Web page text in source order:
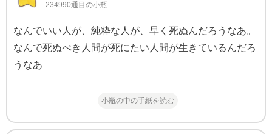
234990通目の小瓶
なんでいい人が、純粋な人が、早く死ぬんだろうなあ。
なんで死ぬべき人間が死にたい人間が生きているんだろ
うなあ
小瓶の中の手紙を読む